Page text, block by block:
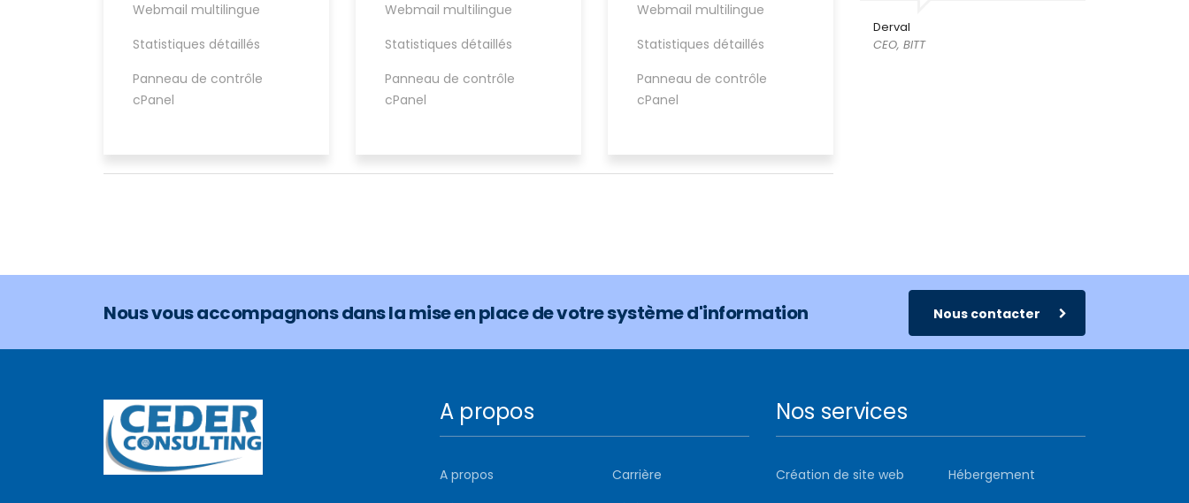
Webmail multilingue
Statistiques détaillés
Panneau de contrôle
cPanel
Webmail multilingue
Statistiques détaillés
Panneau de contrôle
cPanel
Webmail multilingue
Statistiques détaillés
Panneau de contrôle
cPanel
Derval
CEO, BITT
Nous vous accompagnons dans la mise en place de votre système d'information Nous contacter
A propos
A propos
Carrière
Nos services
Création de site web
Hébergement